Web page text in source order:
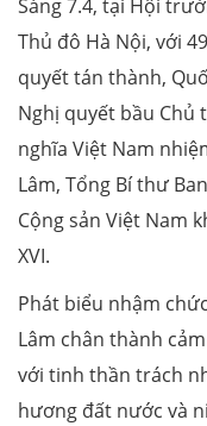
Sáng 7.4, tại Hội
Thủ đô Hà Nội, với
quyết tán thành,
Nghị quyết bầu Chủ
nghĩa Việt Nam
Lâm, Tổng Bí thư
Cộng sản Việt Nam
XVI.
Phát biểu nhậm
Lâm chân thành
với tinh thần trách
hương đất nước và